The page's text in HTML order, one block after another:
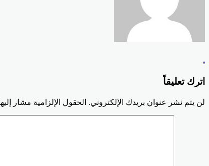
.
اترك تعليقاً
لن يتم نشر عنوان بريدك الإلكتروني. الحقول الإلزامية مشار